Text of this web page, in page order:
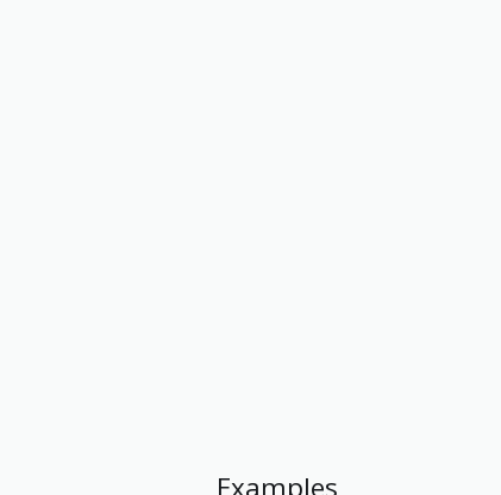
Examples